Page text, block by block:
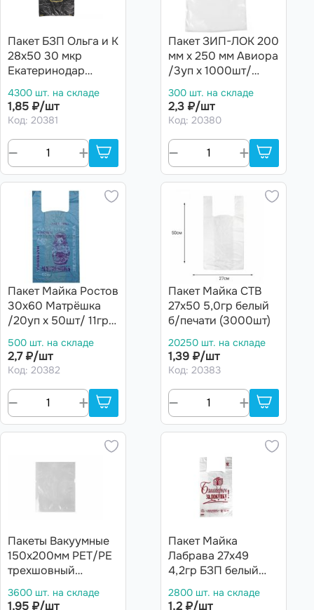
Пакет БЗП Ольга и К
28х50 30 мкр
Екатеринодар
4300 шт. на складе
1,85 ₽/шт
Код: 20381
Пакет ЗИП-ЛОК 200
мм х 250 мм Авиора
/3уп х 1000шт/
300 шт. на складе
2,3 ₽/шт
Код: 20380
Пакет Майка Ростов
30х60 Матрёшка
/20уп х 50шт/ 11гр.
500 шт. на складе
2,7 ₽/шт
Код: 20382
Пакет Майка СТВ
27х50 5,0гр белый
б/печати (3000шт)
20250 шт. на складе
1,39 ₽/шт
Код: 20383
Пакеты Вакуумные
150х200мм PET/PЕ
трехшовный
3600 шт. на складе
1,95 ₽/шт
Пакет Майка
Лабрава 27х49
4,2гр БЗП белый
2800 шт. на складе
1,2 ₽/шт